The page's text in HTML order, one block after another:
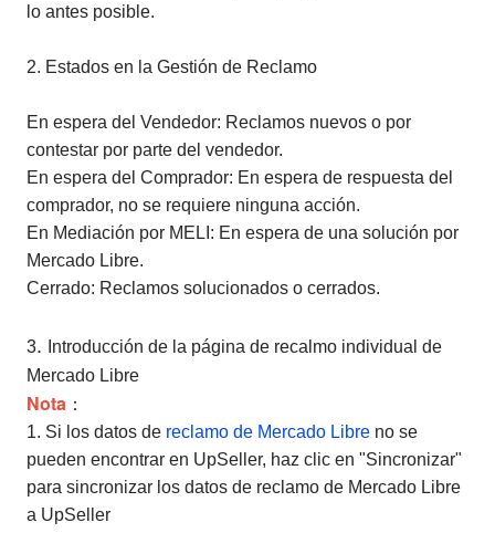
lo antes posible.
2. Estados en la Gestión de Reclamo
En espera del Vendedor: Reclamos nuevos o por
contestar por parte del vendedor.
En espera del Comprador: En espera de respuesta del
comprador, no se requiere ninguna acción.
En Mediación por MELI: En espera de una solución por
Mercado Libre.
Cerrado: Reclamos solucionados o cerrados.
3.
Introducción de la página de recalmo individual de
Mercado Libre
Nota ：
1. Si los datos de reclamo de Mercado Libre no se
pueden encontrar en UpSeller, haz clic en "Sincronizar"
para sincronizar los datos de reclamo de Mercado Libre
a UpSeller